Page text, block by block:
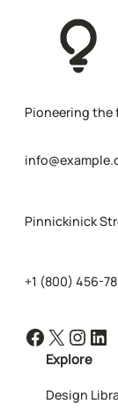
Pioneering the
Pinnickinick
+1 (800) 456-
Facebook X Instagram LinkedIn
Explore
Design